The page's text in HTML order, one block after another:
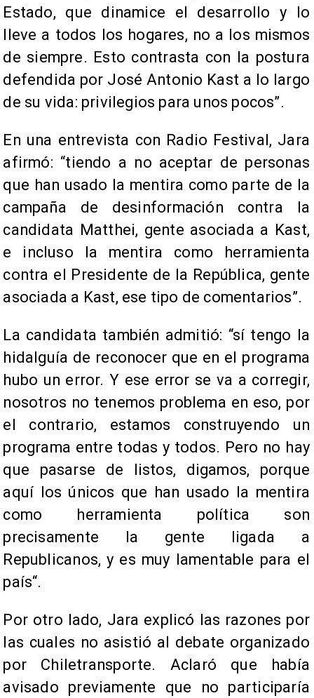
Estado, que dinamice el desarrollo y lo
lleve a todos los hogares, no a los mismos
de siempre. Esto contrasta con la postura
defendida por José Antonio Kast a lo largo
de su vida: privilegios para unos pocos”.
En una entrevista con Radio Festival, Jara
afirmó: “tiendo a no aceptar de personas
que han usado la mentira como parte de la
campaña de desinformación contra la
candidata Matthei, gente asociada a Kast,
e incluso la mentira como herramienta
contra el Presidente de la República, gente
asociada a Kast, ese tipo de comentarios”.
La candidata también admitió: “sí tengo la
hidalguía de reconocer que en el programa
hubo un error. Y ese error se va a corregir,
nosotros no tenemos problema en eso, por
el contrario, estamos construyendo un
programa entre todas y todos. Pero no hay
que pasarse de listos, digamos, porque
aquí los únicos que han usado la mentira
como herramienta política son
precisamente la gente ligada a
Republicanos, y es muy lamentable para el
país“.
Por otro lado, Jara explicó las razones por
las cuales no asistió al debate organizado
por Chiletransporte. Aclaró que había
avisado previamente que no participaría